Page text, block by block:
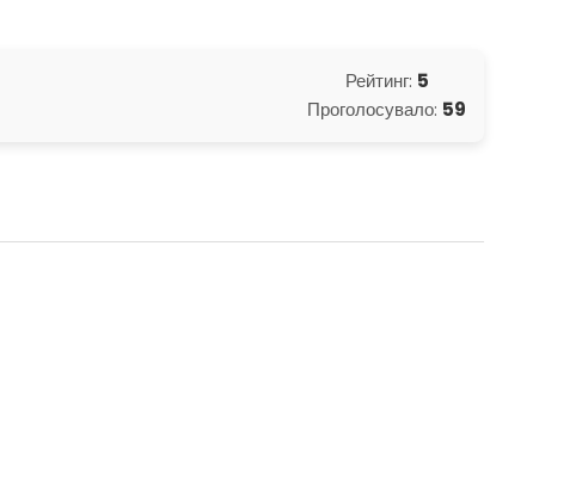
Рейтинг: 5
Проголосувало: 59